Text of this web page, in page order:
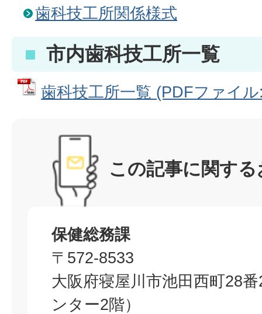
歯科技工所関係様式
市内歯科技工所一覧
歯科技工所一覧 (PDFファイ
この記事に関す
保健総務課
〒572-8533
大阪府寝屋川市池田西町28
ンター2階）